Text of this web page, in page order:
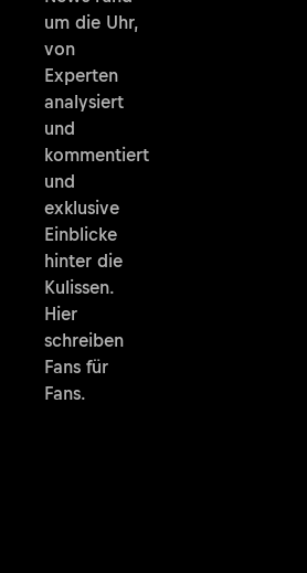
um die Uhr,
von
Experten
analysiert
und
kommentiert
und
exklusive
Einblicke
hinter die
Kulissen.
Hier
schreiben
Fans für
Fans.